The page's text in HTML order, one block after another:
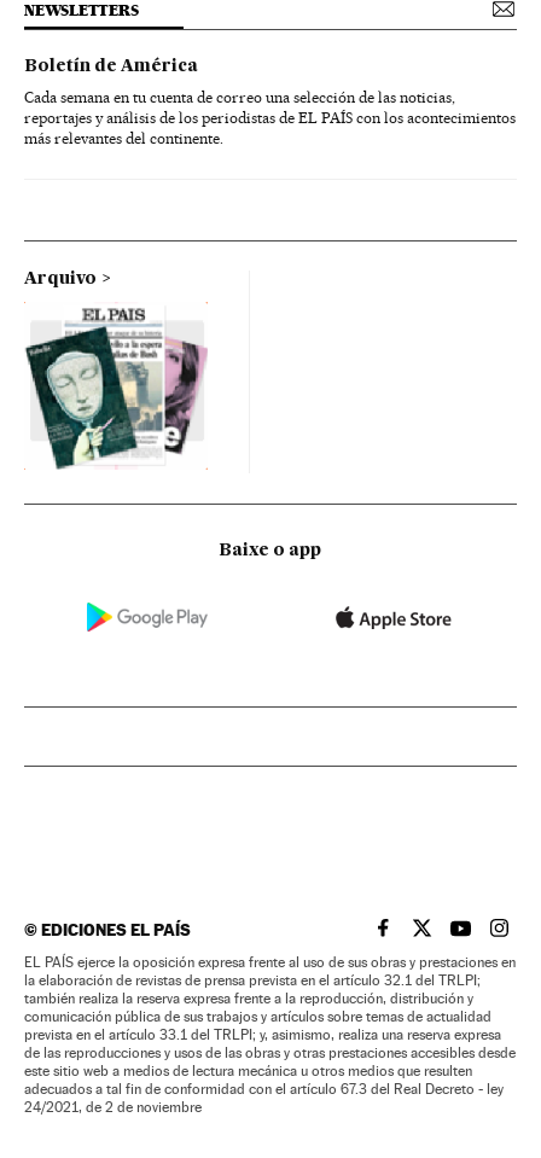
NEWSLETTERS
Boletín de América
Cada semana en tu cuenta de correo una selección de las noticias,
reportajes y análisis de los periodistas de EL PAÍS con los acontecimientos
más relevantes del continente.
Arquivo
Baixe o app
©EDICIONES EL PAÍS EL PAÍS BRASIL EN
EL PAÍSEL PAÍS
EL
EL PAÍS ejerce la oposición expresa frente al uso de sus obras y prestaciones en
la elaboración de revistas de prensa prevista en el artículo 32.1 del TRLPI;
también realiza la reserva expresa frente a la reproducción, distribución y
comunicación pública de sus trabajos y artículos sobre temas de actualidad
prevista en el artículo 33.1 del TRLPI; y, asimismo, realiza una reserva expresa
de las reproducciones y usos de las obras y otras prestaciones accesibles desde
este sitio web a medios de lectura mecánica u otros medios que resulten
adecuados a tal fin de conformidad con el artículo 67.3 del Real Decreto - ley
24/2021, de 2 de noviembre